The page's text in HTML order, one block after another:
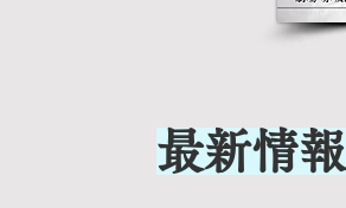
最新情報